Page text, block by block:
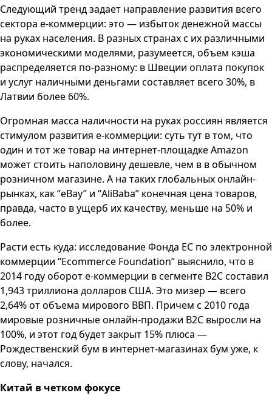
Следующий тренд задает направление развития всего
сектора е-коммерции: это — избыток денежной массы
на руках населения. В разных странах с их различными
экономическими моделями, разумеется, объем кэша
распределяется по-разному: в Швеции оплата покупок
и услуг наличными деньгами составляет всего 30%, в
Латвии более 60%.
Огромная масса наличности на руках россиян является
стимулом развития е-коммерции: суть тут в том, что
один и тот же товар на интернет-площадке Amazon
может стоить наполовину дешевле, чем в в обычном
розничном магазине. А на таких глобальных онлайн-
рынках, как “eBay” и “AliBaba” конечная цена товаров,
правда, часто в ущерб их качеству, меньше на 50% и
более.
Расти есть куда: исследование Фонда ЕС по электронной
коммерции “Ecommerce Foundation” выяснило, что в
2014 году оборот е-коммерции в сегменте В2С составил
1,943 триллиона долларов США. Это мизер — всего
2,64% от объема мирового ВВП. Причем с 2010 года
мировые розничные онлайн-продажи В2С выросли на
100%, и этот год будет закрыт 15% плюса —
Рождественский бум в интернет-магазинах бум уже, к
слову, начался.
Китай в четком фокусе